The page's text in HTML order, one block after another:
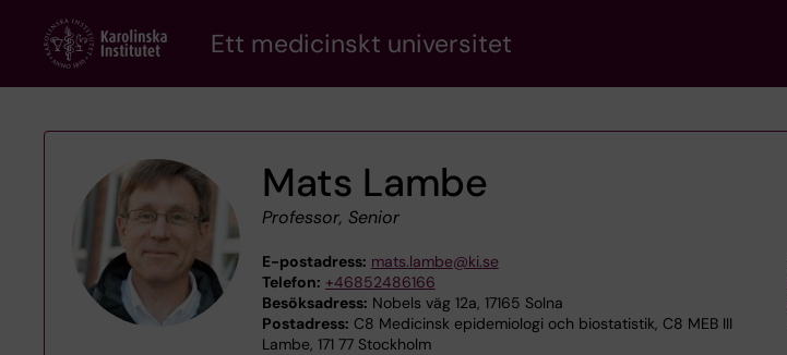
content
Ett medicinskt universitet
Mats Lambe
Professor, Senior
E-postadress: mats.lambe@ki.se
Telefon: +46852486166
Besöksadress: Nobels väg 12a, 17165 Solna
Postadress: C8 Medicinsk epidemiologi och biostatistik, C8 MEB III
Lambe, 171 77 Stockholm